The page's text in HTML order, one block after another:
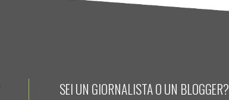
SEI UN GIORNALISTA O UN BLOGGER?